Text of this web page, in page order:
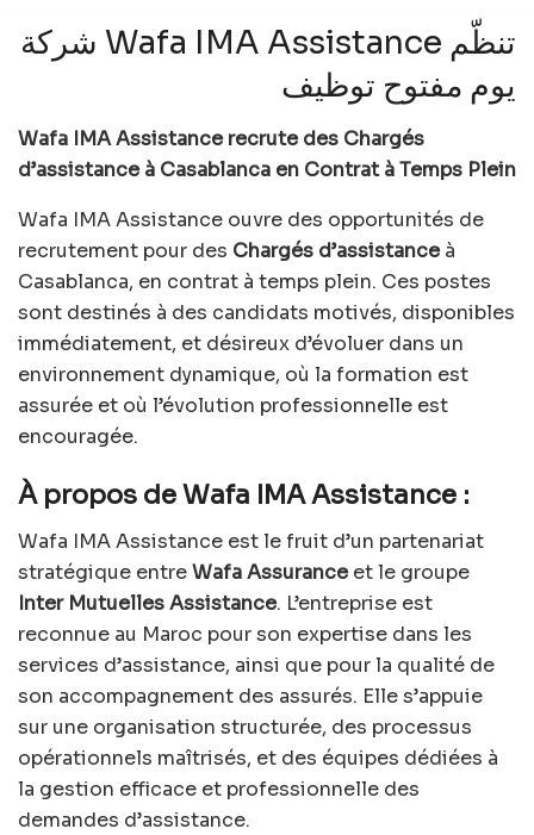
شركة Wafa IMA Assistance تنظّم
يوم مفتوح توظيف
Wafa IMA Assistance recrute des Chargés
d’assistance à Casablanca en Contrat à Temps Plein
Wafa IMA Assistance ouvre des opportunités de
recrutement pour des Chargés d’assistanceà
Casablanca, en contrat à temps plein. Ces postes
sont destinés à des candidats motivés, disponibles
immédiatement, et désireux d’évoluer dans un
environnement dynamique, où la formation est
assurée et où l’évolution professionnelle est
encouragée.
À propos de Wafa IMA Assistance :
Wafa IMA Assistance est le fruit d’un partenariat
stratégique entreWafa Assuranceet le groupe
Inter Mutuelles Assistance. L’entreprise est
reconnue au Maroc pour son expertise dans les
services d’assistance, ainsi que pour la qualité de
son accompagnement des assurés. Elle s’appuie
sur une organisation structurée, des processus
opérationnels maîtrisés, et des équipes dédiées à
la gestion efficace et professionnelle des
demandes d’assistance.